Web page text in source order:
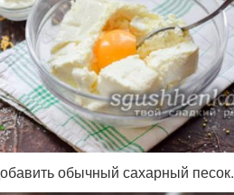
обычный сахарный песок.